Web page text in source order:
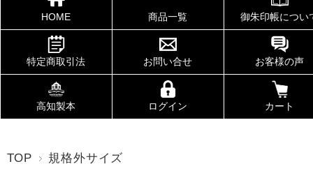
HOME 商品一覧 御朱印帳につい
特定商取引法 お問い合せ お客様の声
高知製本 ログイン カート
TOP 規格外サイズ